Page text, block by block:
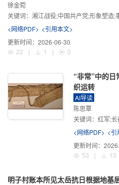
徐金菀
关键词： 湘江战役;中国共产党;形象塑造;
<网络PDF> <引用本文>
更新时间： 2026-06-30
22
| 1 | 0
“非常”中的
织运转
AI导读
陈思覃
关键词： 红军;
<网络PDF> <引
更新时间：
53
| 13
明子村账本所见太岳抗日根据地基